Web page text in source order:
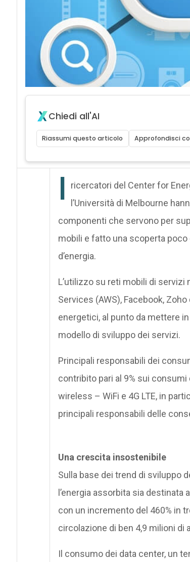
Chiedi all'AI
Riassumi questo articolo Approfondisci
I
ricercatori del Center for
l’Università di Melbourne
componenti che servono per
mobili e fatto una scoperta
d’energia.
L’utilizzo su reti mobili di servizi
Services (AWS), Facebook,
energetici, al punto da mettere
modello di sviluppo dei servizi.
Principali responsabili dei
contribito pari al 9% sui
wireless – WiFi e 4G LTE, in
principali responsabili delle
Una crescita insostenibile
Sulla base dei trend di sviluppo
l’energia assorbita sia destinata
con un incremento del 460% in
circolazione di ben 4,9 milioni di
Il consumo dei data center, un